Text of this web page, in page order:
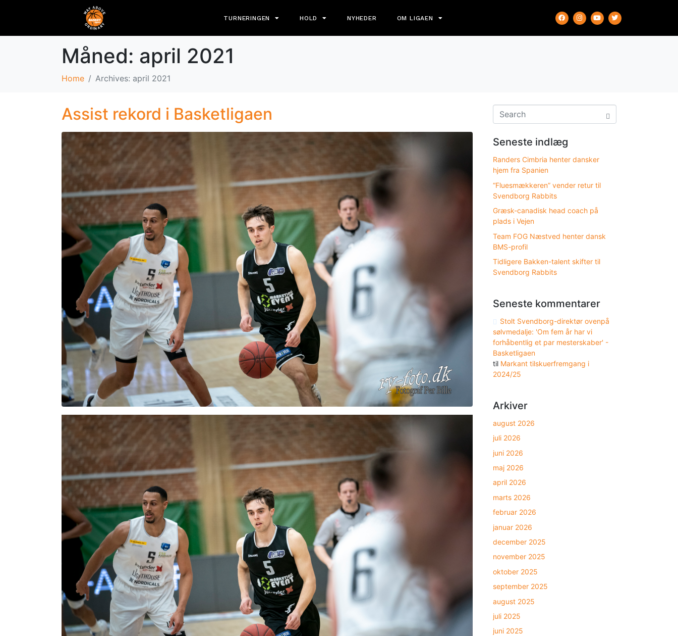
TURNERINGEN HOLD NYHEDER OM LIGAEN
Måned: april 2021
Home Archives: april 2021
Assist rekord i Basketligaen
Seneste indlæg
Randers Cimbria henter dansker
hjem fra Spanien
“Fluesmækkeren” vender retur til
Svendborg Rabbits
Græsk-canadisk head coach på
plads i Vejen
Team FOG Næstved henter dansk
BMS-profil
Tidligere Bakken-talent skifter til
Svendborg Rabbits
Seneste kommentarer
Stolt Svendborg-direktør ovenpå
sølvmedalje: 'Om fem år har vi
forhåbentlig et par mesterskaber' -
Basketligaen
til Markant tilskuerfremgang i
2024/25
Arkiver
august 2026
juli 2026
juni 2026
maj 2026
april 2026
marts 2026
februar 2026
januar 2026
december 2025
november 2025
oktober 2025
september 2025
august 2025
juli 2025
juni 2025